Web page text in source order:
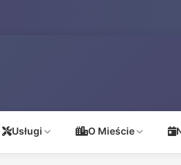
Usługi O Mieście